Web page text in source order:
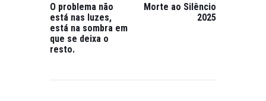
O problema não
está nas luzes,
está na sombra em
que se deixa o
resto.
Morte ao Silêncio
2025